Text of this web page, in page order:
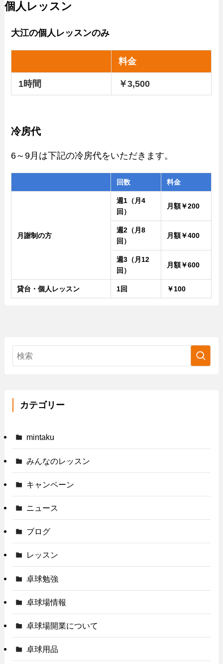
個人レッスン
大江の個人レッスンのみ
料金
1時間 ￥3,500
冷房代
6～9月は下記の冷房代をいただきます。
回数 料金
月謝制の方
週1（月4
回）
月額￥200
週2（月8
回）
月額￥400
週3（月12
回）
月額￥600
貸台・個人レッスン 1回 ￥100
カテゴリー
mintaku
みんなのレッスン
キャンペーン
ニュース
ブログ
レッスン
卓球勉強
卓球場情報
卓球場開業について
卓球用品